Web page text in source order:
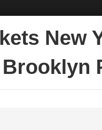
New
Brooklyn